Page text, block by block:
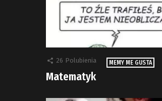
26 Polubienia MEMY ME GUSTA
Matematyk